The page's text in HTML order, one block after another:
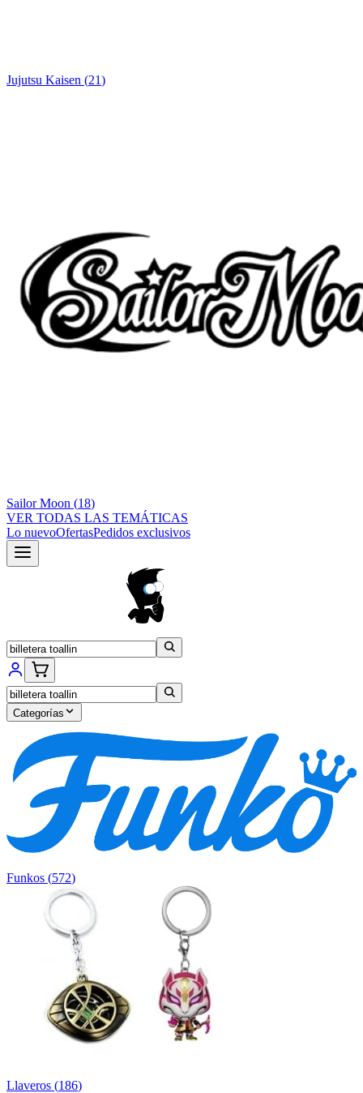
Jujutsu Kaisen (21)
Sailor Moon (18)
VER TODAS LAS TEMÁTICAS
Lo nuevoOfertasPedidos exclusivos
Categorías
Funkos (572)
Llaveros (186)